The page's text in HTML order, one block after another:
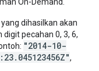
dihasilkan akan
pecahan 0, 3, 6,
"2014-10-
,